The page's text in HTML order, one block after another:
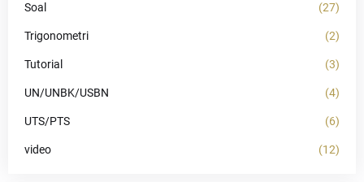
Soal (27)
Trigonometri (2)
Tutorial (3)
UN/UNBK/USBN (4)
UTS/PTS (6)
video (12)